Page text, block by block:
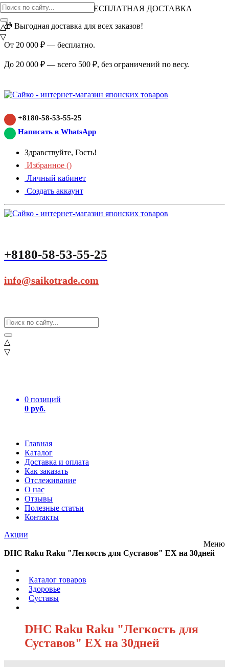
ВНИМАНИЕ АКЦИЯ!
БЕСПЛАТНАЯ ДОСТАВКА
🎁 Выгодная доставка для всех заказов!
От 20 000 ₽ — бесплатно.
До 20 000 ₽ — всего 500 ₽, без ограничений по весу.
+8180-58-53-55-25
Написать в WhatsApp
Здравствуйте, Гость!
Избранное ()
Личный кабинет
Создать аккаунт
+8180-58-53-55-25
info@saikotrade.com
△
▽
0 позиций
0 руб.
Главная
Каталог
Доставка и оплата
Как заказать
Отслеживание
О нас
Отзывы
Полезные статьи
Контакты
Акции
△
▽
Меню
DHC Raku Raku "Легкость для Суставов" EX на 30дней
Каталог товаров
Здоровье
Суставы
DHC Raku Raku "Легкость для
Суставов" EX на 30дней